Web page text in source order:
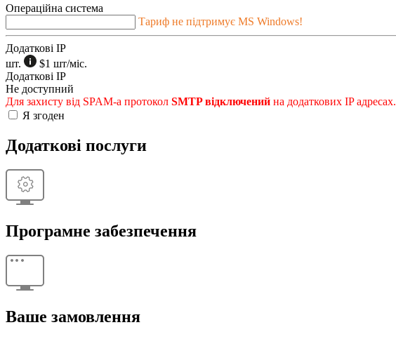
Операційна система
Тариф не підтримує MS Windows!
Додаткові IP
шт.
$1 шт/міс.
Додаткові IP
Не доступний
Для захисту від SPAM-а протокол SMTP відключений на додаткових IP адресах.
Я згоден
Додаткові послуги
Програмне забезпечення
Ваше замовлення